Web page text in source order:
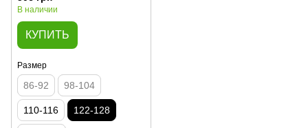
В наличии
КУПИТЬ
Размер
86-92 98-104
110-116 122-128